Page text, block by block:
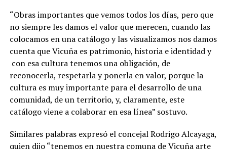
“Obras importantes que vemos todos los días, pero que
no siempre les damos el valor que merecen, cuando las
colocamos en una catálogo y las visualizamos nos damos
cuenta que Vicuña es patrimonio, historia e identidad y
con esa cultura tenemos una obligación, de
reconocerla, respetarla y ponerla en valor, porque la
cultura es muy importante para el desarrollo de una
comunidad, de un territorio, y, claramente, este
catálogo viene a colaborar en esa línea” sostuvo.
Similares palabras expresó el concejal Rodrigo Alcayaga,
quien dijo “tenemos en nuestra comuna de Vicuña arte